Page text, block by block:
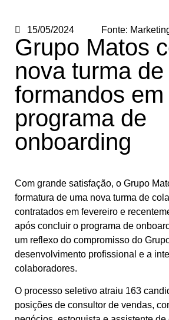
15/05/2024 Fonte:
Grupo Matos
nova turma de
formandos em
programa de
onboarding
Com grande satisfação, o Grupo
formatura de uma nova turma de
contratados em fevereiro e
após concluir o programa de
um reflexo do compromisso do
desenvolvimento profissional e a
colaboradores.
O processo seletivo atraiu 163
posições de consultor de vendas,